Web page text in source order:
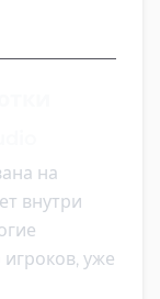
на
внутри
уже